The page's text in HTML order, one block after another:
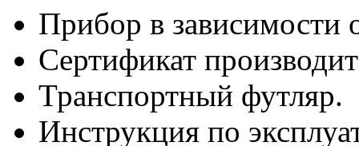
Прибор в зависимости
Сертификат
Транспортный футляр.
Инструкция по